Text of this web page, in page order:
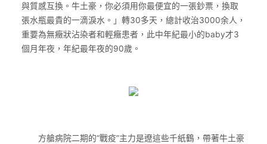
與質感互換。牛土豪，你必須用你最便宜的一張鈔票，換取
張水瓶最貴的一滴淚水。」轉30多天，總計收治3000余人，
重要為無癥狀沾染者和輕癥患者，此中年紀最小的baby才3
個月年夜，年紀最年夜的90歲。
方艙病院二期的“戰疫”主力是遼這些千紙鶴，帶著牛土豪